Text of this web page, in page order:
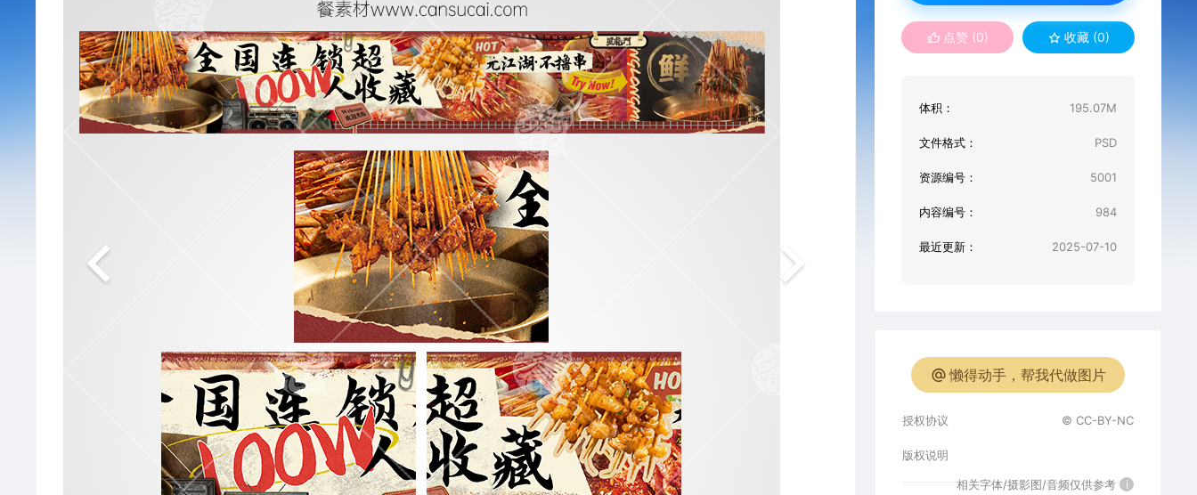
点赞 (0) 收藏 (0)
体积： 195.07M
文件格式： PSD
资源编号： 5001
内容编号： 984
最近更新： 2025-07-10
懒得动手，帮我代做图片
授权协议 © CC-BY-NC
版权说明
相关字体/摄影图/音频仅供参考 i